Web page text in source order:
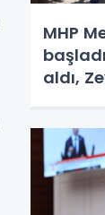
MHP
aldı,